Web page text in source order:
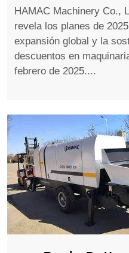
HAMAC Machinery Co.,
revela los planes de
expansión global y la
descuentos en
febrero de 2025....